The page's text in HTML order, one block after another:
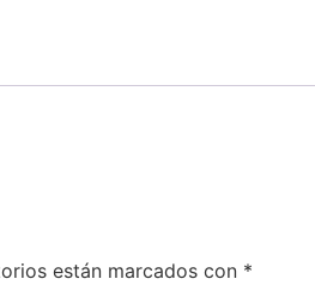
están marcados con *